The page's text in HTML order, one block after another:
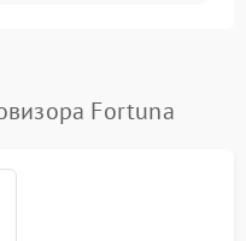
Fortuna